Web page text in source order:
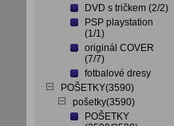
DVD s tričkem (2/2)
PSP playstation
(1/1)
originál COVER
(7/7)
fotbalové dresy
POŠETKY(3590)
pošetky(3590)
POŠETKY